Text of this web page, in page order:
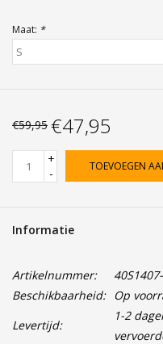
Maat: *
€59,95 €47,95
+
-
TOEVOEGEN
Informatie
Artikelnummer:
Beschikbaarheid: Op
Levertijd:
1-2